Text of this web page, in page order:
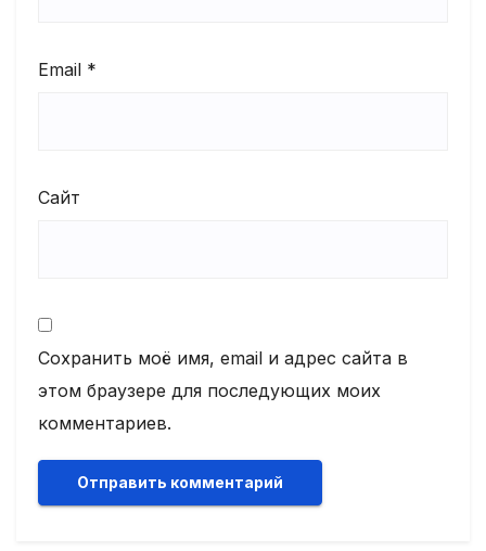
Email *
Сайт
Сохранить моё имя, email и адрес сайта в
этом браузере для последующих моих
комментариев.